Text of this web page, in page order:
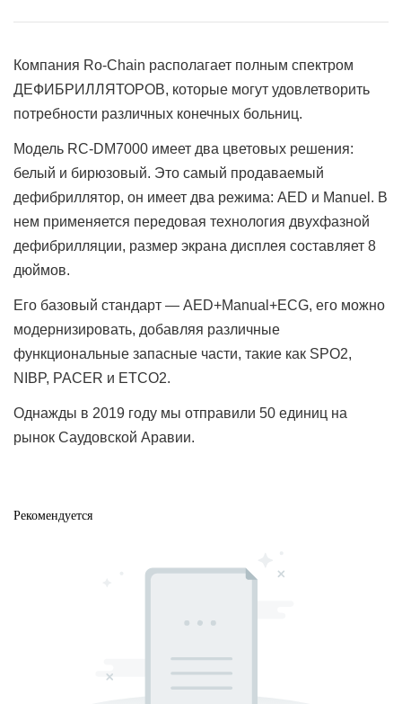
Компания Ro-Chain располагает полным спектром
ДЕФИБРИЛЛЯТОРОВ, которые могут удовлетворить
потребности различных конечных больниц.
Модель RC-DM7000 имеет два цветовых решения:
белый и бирюзовый. Это самый продаваемый
дефибриллятор, он имеет два режима: AED и Manuel. В
нем применяется передовая технология двухфазной
дефибрилляции, размер экрана дисплея составляет 8
дюймов.
Его базовый стандарт — AED+Manual+ECG, его можно
модернизировать, добавляя различные
функциональные запасные части, такие как SPO2,
NIBP, PACER и ETCO2.
Однажды в 2019 году мы отправили 50 единиц на
рынок Саудовской Аравии.
Рекомендуется